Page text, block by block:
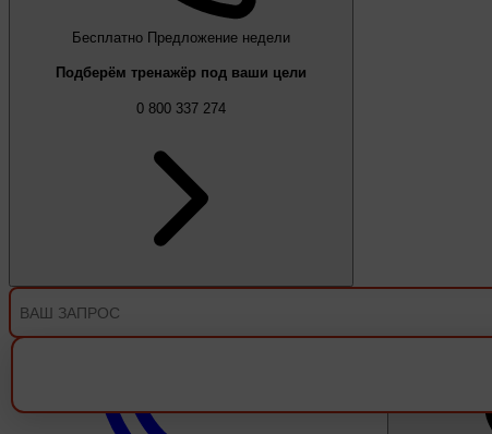
Бесплатно Предложение недели
Подберём тренажёр под ваши цели
0 800 337 274